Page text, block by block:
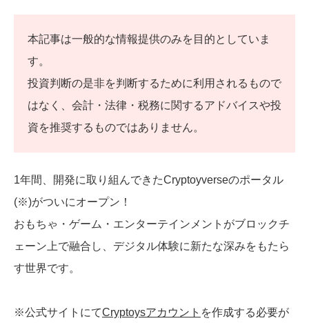
本記事は一般的な情報提供のみを目的としていま
す。
投資判断の是非を判断するために利用されるもので
はなく、会計・法律・税務に関するアドバイスや投
資を推奨するものではありません。
1年間、開発に取り組んできたCryptoyverseのポータル
(※)がついにオープン！
おもちゃ・ゲーム・エンターテインメントがブロックチ
ェーン上で融合し、デジタル体験に新たな深みをもたら
す世界です。
※公式サイトにてCryptoysアカウント を作成する必要が